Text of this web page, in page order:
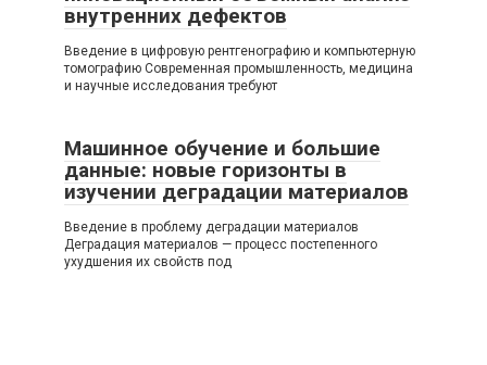
внутренних дефектов
Введение в цифровую рентгенографию и компьютерную
томографию Современная промышленность, медицина
и научные исследования требуют
Машинное обучение и большие
данные: новые горизонты в
изучении деградации материалов
Введение в проблему деградации материалов
Деградация материалов — процесс постепенного
ухудшения их свойств под